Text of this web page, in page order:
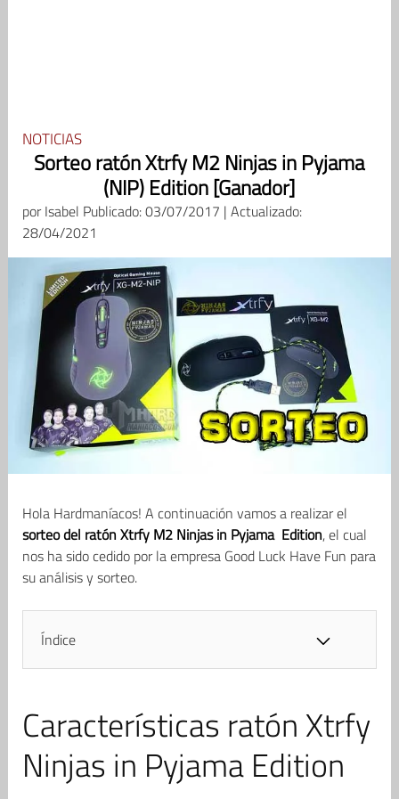
NOTICIAS
Sorteo ratón Xtrfy M2 Ninjas in Pyjama
(NIP) Edition [Ganador]
porIsabel Publicado: 03/07/2017 | Actualizado:
28/04/2021
Hola Hardmaníacos! A continuación vamos a realizar el
sorteo del ratón Xtrfy M2 Ninjas in Pyjama Edition, el cual
nos ha sido cedido por la empresa Good Luck Have Fun para
su análisis y sorteo.
Índice
Características ratón Xtrfy
Ninjas in Pyjama Edition